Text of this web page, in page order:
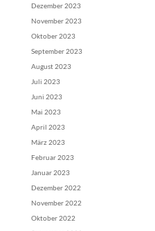
Dezember 2023
November 2023
Oktober 2023
September 2023
August 2023
Juli 2023
Juni 2023
Mai 2023
April 2023
März 2023
Februar 2023
Januar 2023
Dezember 2022
November 2022
Oktober 2022